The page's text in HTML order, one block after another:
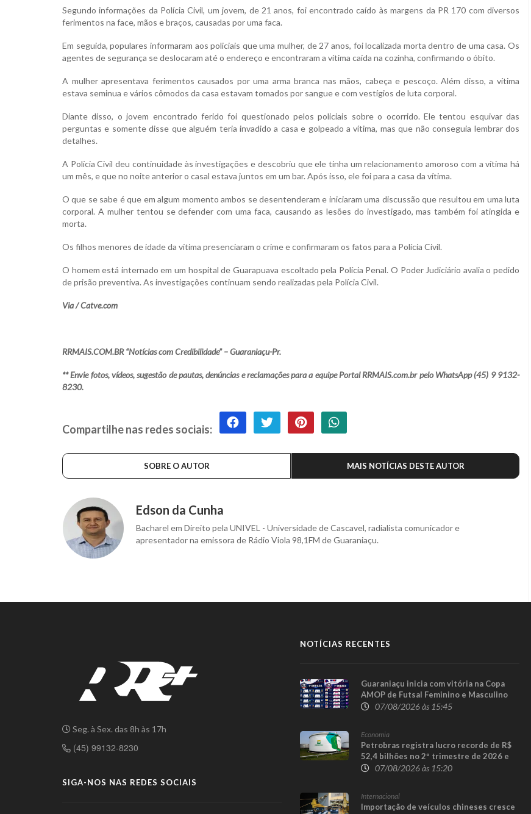
Segundo informações da Polícia Civil, um jovem, de 21 anos, foi encontrado caído às margens da PR 170 com diversos
ferimentos na face, mãos e braços, causadas por uma faca.
Em seguida, populares informaram aos policiais que uma mulher, de 27 anos, foi localizada morta dentro de uma casa. Os
agentes de segurança se deslocaram até o endereço e encontraram a vítima caída na cozinha, confirmando o óbito.
A mulher apresentava ferimentos causados por uma arma branca nas mãos, cabeça e pescoço. Além disso, a vítima
estava seminua e vários cômodos da casa estavam tomados por sangue e com vestígios de luta corporal.
Diante disso, o jovem encontrado ferido foi questionado pelos policiais sobre o ocorrido. Ele tentou esquivar das
perguntas e somente disse que alguém teria invadido a casa e golpeado a vítima, mas que não conseguia lembrar dos
detalhes.
A Polícia Civil deu continuidade às investigações e descobriu que ele tinha um relacionamento amoroso com a vítima há
um mês, e que no noite anterior o casal estava juntos em um bar. Após isso, ele foi para a casa da vítima.
O que se sabe é que em algum momento ambos se desentenderam e iniciaram uma discussão que resultou em uma luta
corporal. A mulher tentou se defender com uma faca, causando as lesões do investigado, mas também foi atingida e
morta.
Os filhos menores de idade da vítima presenciaram o crime e confirmaram os fatos para a Polícia Civil.
O homem está internado em um hospital de Guarapuava escoltado pela Polícia Penal. O Poder Judiciário avalia o pedido
de prisão preventiva. As investigações continuam sendo realizadas pela Polícia Civil.
Via / Catve.com
RRMAIS.COM.BR “Notícias com Credibilidade” – Guaraniaçu-Pr.
** Envie fotos, vídeos, sugestão de pautas, denúncias e reclamações para a equipe Portal RRMAIS.com.br pelo WhatsApp (45) 9 9132-
8230.
Compartilhe nas redes sociais:
SOBRE O AUTOR MAIS NOTÍCIAS DESTE AUTOR
Edson da Cunha
Bacharel em Direito pela UNIVEL - Universidade de Cascavel, radialista comunicador e
apresentador na emissora de Rádio Viola 98,1FM de Guaraniaçu.
Seg. à Sex. das 8h às 17h
(45) 99132-8230
SIGA-NOS NAS REDES SOCIAIS
NOTÍCIAS RECENTES
Guaraniaçu inicia com vitória na Copa
AMOP de Futsal Feminino e Masculino
07/08/2026 às 15:45
Economia
Petrobras registra lucro recorde de R$
52,4 bilhões no 2º trimestre de 2026 e
afasta tese de defasagem nos
07/08/2026 às 15:20
Internacional
Importação de veículos chineses cresce